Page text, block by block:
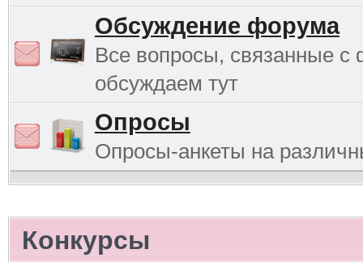
Обсуждение форума
Все вопросы, связанные
обсуждаем тут
Опросы
Опросы-анкеты на
Конкурсы